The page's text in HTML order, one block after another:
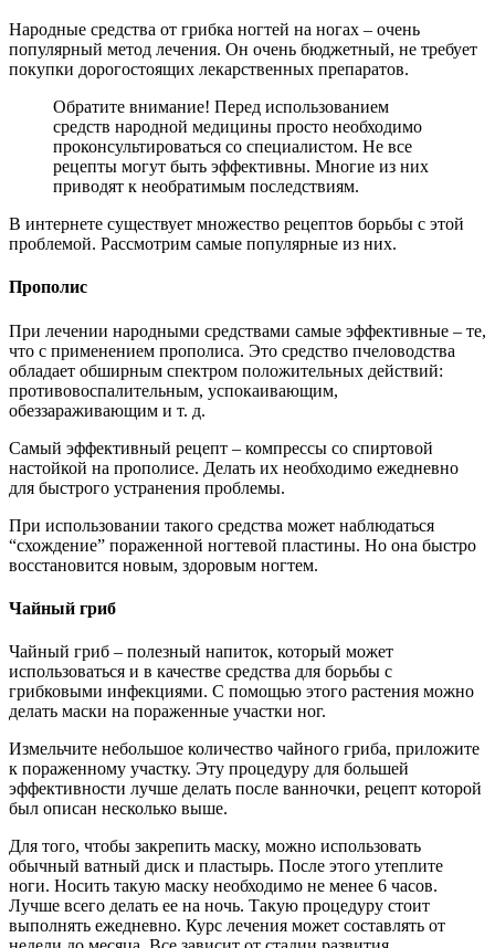
Народные средства от грибка ногтей на ногах – очень
популярный метод лечения. Он очень бюджетный, не требует
покупки дорогостоящих лекарственных препаратов.
Обратите внимание! Перед использованием
средств народной медицины просто необходимо
проконсультироваться со специалистом. Не все
рецепты могут быть эффективны. Многие из них
приводят к необратимым последствиям.
В интернете существует множество рецептов борьбы с этой
проблемой. Рассмотрим самые популярные из них.
Прополис
При лечении народными средствами самые эффективные – те,
что с применением прополиса. Это средство пчеловодства
обладает обширным спектром положительных действий:
противовоспалительным, успокаивающим,
обеззараживающим и т. д.
Самый эффективный рецепт – компрессы со спиртовой
настойкой на прополисе. Делать их необходимо ежедневно
для быстрого устранения проблемы.
При использовании такого средства может наблюдаться
“схождение” пораженной ногтевой пластины. Но она быстро
восстановится новым, здоровым ногтем.
Чайный гриб
Чайный гриб – полезный напиток, который может
использоваться и в качестве средства для борьбы с
грибковыми инфекциями. С помощью этого растения можно
делать маски на пораженные участки ног.
Измельчите небольшое количество чайного гриба, приложите
к пораженному участку. Эту процедуру для большей
эффективности лучше делать после ванночки, рецепт которой
был описан несколько выше.
Для того, чтобы закрепить маску, можно использовать
обычный ватный диск и пластырь. После этого утеплите
ноги. Носить такую маску необходимо не менее 6 часов.
Лучше всего делать ее на ночь. Такую процедуру стоит
выполнять ежедневно. Курс лечения может составлять от